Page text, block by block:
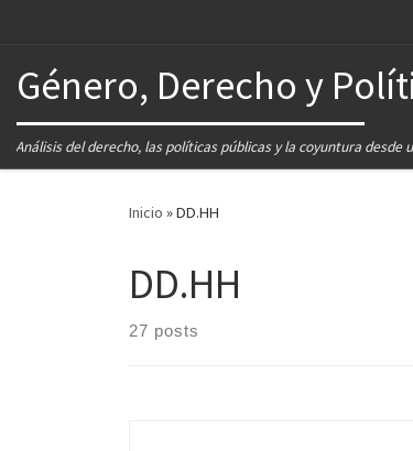
Género, Derecho y
Análisis del derecho, las políticas públicas y la coyuntura desde
Inicio »DD.HH
DD.HH
27 posts